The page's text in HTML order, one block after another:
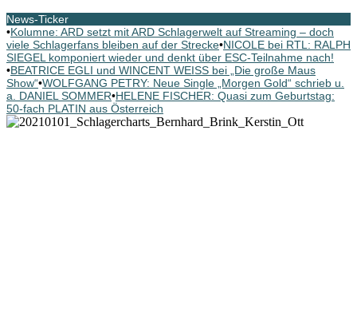
News-Ticker
•Kolumne: ARD setzt mit ARD Schlagerwelt auf Streaming – doch
viele Schlagerfans bleiben auf der Strecke•NICOLE bei RTL: RALPH
SIEGEL komponiert wieder und denkt über ESC-Teilnahme nach!
•BEATRICE EGLI und WINCENT WEISS bei „Die große Maus
Show“•WOLFGANG PETRY: Neue Single „Morgen Gold“ schrieb u.
a. DANIEL SOMMER•HELENE FISCHER: Quasi zum Geburtstag:
50-fach PLATIN aus Österreich